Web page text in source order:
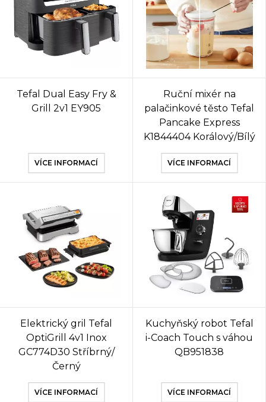
Tefal Dual Easy Fry &
Grill 2v1 EY905
VÍCE INFORMACÍ
Ruční mixér na
palačinkové těsto Tefal
Pancake Express
K1844404 Korálový/Bílý
VÍCE INFORMACÍ
Elektrický gril Tefal
OptiGrill 4v1 Inox
GC774D30 Stříbrný/
Černý
VÍCE INFORMACÍ
Kuchyňský robot Tefal
i-Coach Touch s váhou
QB951838
VÍCE INFORMACÍ